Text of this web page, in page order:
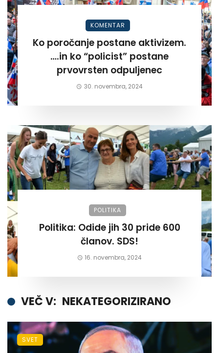
KOMENTAR
Ko poročanje postane aktivizem.
….in ko “policist” postane
prvovrsten odpuljenec
30. novembra, 2024
POLITIKA
Politika: Odide jih 30 pride 600
članov. SDS!
16. novembra, 2024
VEČ V: NEKATEGORIZIRANO
SVET